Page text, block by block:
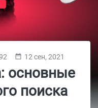
12 сен, 2021
основные
поиска